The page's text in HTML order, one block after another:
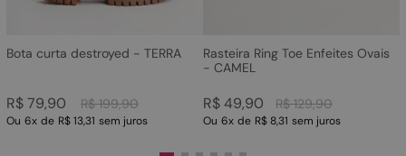
Bota curta destroyed - TERRA
R$ 199,90
R$79,90
Ou 6x de R$ 13,31 sem juros
Rasteira Ring Toe Enfeites Ovais
- CAMEL
R$ 129,90
R$49,90
Ou 6x de R$ 8,31 sem juros